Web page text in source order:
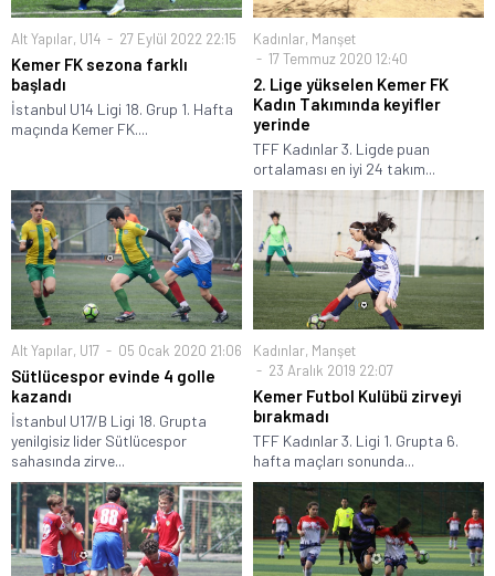
Alt Yapılar, U14 27 Eylül 2022 22:15
Kemer FK sezona farklı
başladı
İstanbul U14 Ligi 18. Grup 1. Hafta
maçında Kemer FK....
Kadınlar, Manşet
17 Temmuz 2020 12:40
2. Lige yükselen Kemer FK
Kadın Takımında keyifler
yerinde
TFF Kadınlar 3. Ligde puan
ortalaması en iyi 24 takım...
Alt Yapılar, U17 05 Ocak 2020 21:06
Sütlücespor evinde 4 golle
kazandı
İstanbul U17/B Ligi 18. Grupta
yenilgisiz lider Sütlücespor
sahasında zirve...
Kadınlar, Manşet
23 Aralık 2019 22:07
Kemer Futbol Kulübü zirveyi
bırakmadı
TFF Kadınlar 3. Ligi 1. Grupta 6.
hafta maçları sonunda...